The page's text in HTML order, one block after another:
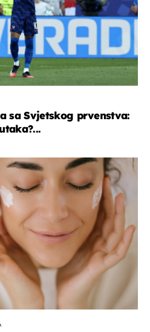
sa Svjetskog prvenstva: